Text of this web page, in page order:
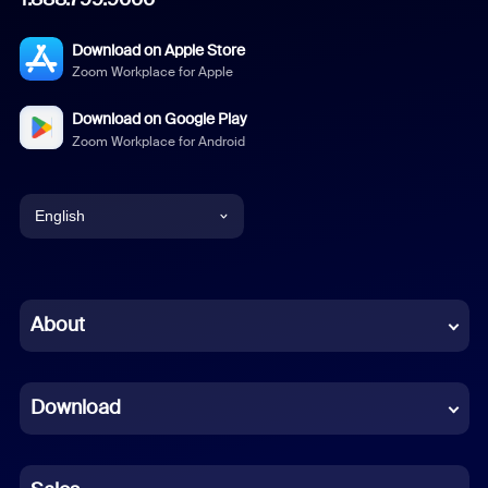
Download on Apple Store
Zoom Workplace for Apple
Download on Google Play
Zoom Workplace for Android
English
Chinese (Simplified)
French
German
About
Download